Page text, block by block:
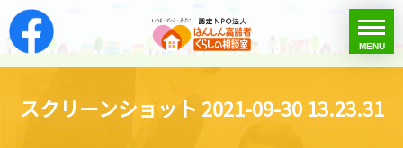
はんしん高齢者くら
toggle
menu
MENU
スクリーンショット 2021-09-30 13.23.31